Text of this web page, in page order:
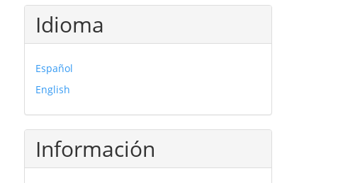
Idioma
Español
English
Información